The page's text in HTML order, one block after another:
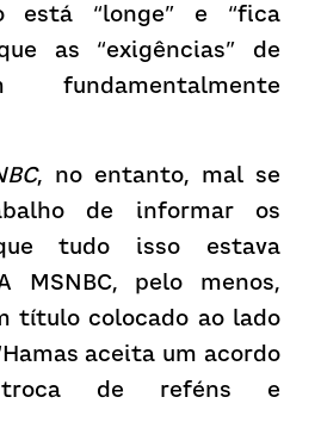
está “longe” e “fica
as “exigências” de
, no entanto, mal se
de informar os
tudo isso estava
MSNBC, pelo menos,
título colocado ao lado
aceita um acordo
de reféns e